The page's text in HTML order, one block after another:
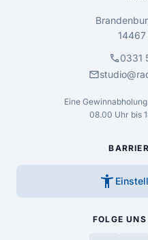
call0331
mail
Eine
08.00 Uhr bis
accessibility_new
FOLGE UNS